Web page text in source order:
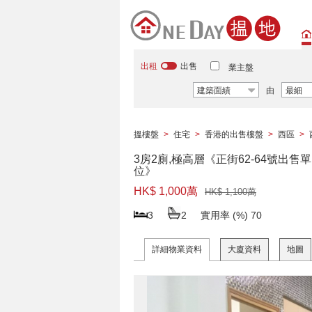
出租 出售 業主盤
建築面績 由 最細
搵樓盤 > 住宅 > 香港的出售樓盤 > 西區 >
3房2廁,極高層《正街62-64號出售單
位》
HK$ 1,000萬
HK$ 1,100萬
3 2 實用率 (%) 70
詳細物業資料 大廈資料 地圖